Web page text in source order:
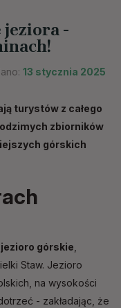
-
13 stycznia 2025
turystów z całego
zbiorników
górskich
jezioro górskie
Staw. Jezioro
na wysokości
- zakładając, że